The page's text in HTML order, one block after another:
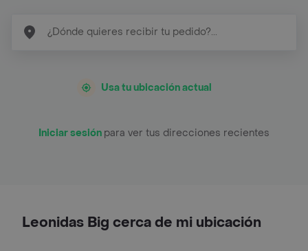
Usa tu ubicación actual
Iniciar sesión para ver tus direcciones recientes
Leonidas Big cerca de mi ubicación